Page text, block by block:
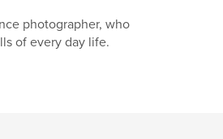
photographer, who
of every day life.